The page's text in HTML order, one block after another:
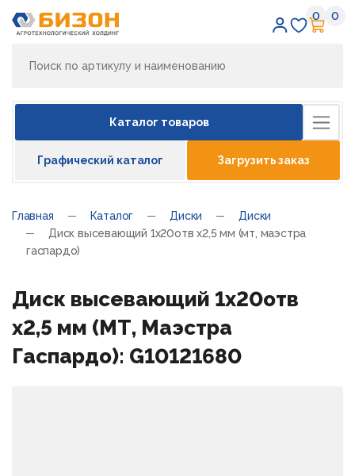
0 0
Каталог товаров
Графический каталог Загрузить заказ
Главная Каталог Диски
Диски
Диск высевающий 1х20отв х2,5 мм (мт, маэстра
гаспардо)
Диск высевающий 1х20отв
х2,5 мм (МТ, Маэстра
Гаспардо): G10121680